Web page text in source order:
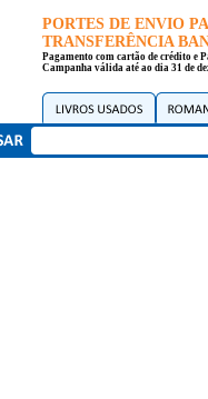
PORTES DE ENVIO
TRANSFERÊNCIA
Pagamento com cartão de crédito e
Campanha válida até ao dia 31 de